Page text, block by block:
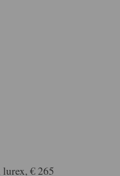
€ 265